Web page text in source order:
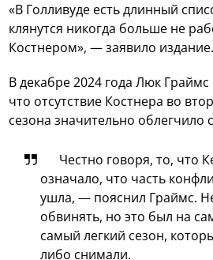
«В Голливуде есть длинный
клянутся никогда больше не
Костнером», — заявило издание.
В декабре 2024 года Люк
что отсутствие Костнера во
сезона значительно облегчило
Честно говоря, то, что
означало, что часть
ушла, — пояснил Граймс.
обвинять, но это был на
самый легкий сезон,
либо снимали.